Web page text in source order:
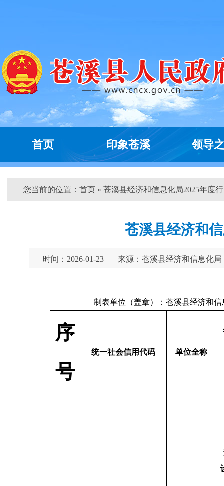
首页 印象苍溪 领导
您当前的位置： 首页 » 苍溪县经济和信息化局2025年度
苍溪县经济和
时间：2026-01-23 来源：苍溪县经济和信息化局
制表单位（盖章）：
序
号
统一社会信用代码 单位全称